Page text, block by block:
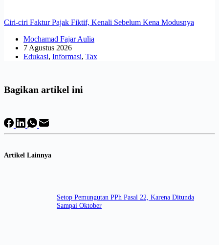
Ciri-ciri Faktur Pajak Fiktif, Kenali Sebelum Kena Modusnya
Mochamad Fajar Aulia
7 Agustus 2026
Edukasi, Informasi, Tax
Bagikan artikel ini
Artikel Lainnya
Setop Pemungutan PPh Pasal 22, Karena Ditunda
Sampai Oktober